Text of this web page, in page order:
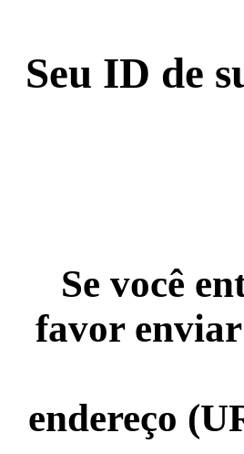
Seu ID de
Se você
favor
endereço